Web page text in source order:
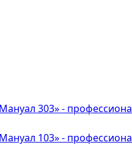
303» -
103» -